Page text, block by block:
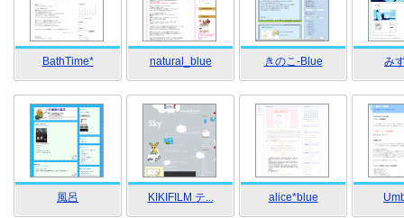
BathTime* natural_blue きのこ-Blue み
風呂 KIKIFILM テ... alice*blue